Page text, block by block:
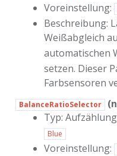
Voreinstellung:
Beschreibung:
Weißabgleich
automatischen
setzen. Dieser
Farbsensoren
BalanceRatioSelector
Typ:
Blue
Voreinstellung: